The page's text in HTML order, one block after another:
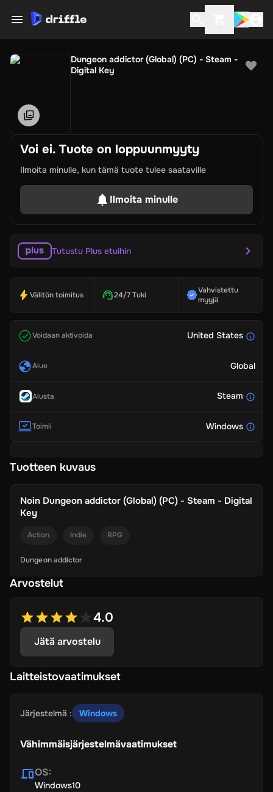
Dungeon addictor (Global) (PC) - Steam -
Digital Key
Voi ei. Tuote on loppuunmyyty
Ilmoita minulle, kun tämä tuote tulee saataville
Ilmoita minulle
Tutustu Plus etuihin
Välitön toimitus 24/7 Tuki
Vahvistettu
myyjä
Voidaan aktivoida United States
Alue Global
Alusta Steam
Toimii Windows
Tuotteen kuvaus
Noin Dungeon addictor (Global) (PC) - Steam - Digital
Key
Action Indie RPG
Dungeon addictor
Arvostelut
4.0
Jätä arvostelu
Laitteistovaatimukset
Järjestelmä : Windows
Vähimmäisjärjestelmävaatimukset
OS:
Windows10